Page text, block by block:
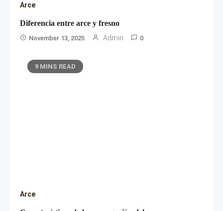
Arce
Diferencia entre arce y fresno
November 13, 2025 Admin 0
9 MINS READ
Arce